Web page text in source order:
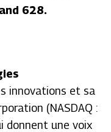
628.
innovations et sa
(NASDAQ :
donnent une voix